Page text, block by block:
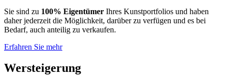
Sie sind zu 100% Eigentümer Ihres Kunstportfolios und haben
daher jederzeit die Möglichkeit, darüber zu verfügen und es bei
Bedarf, auch anteilig zu verkaufen.
Erfahren Sie mehr
Wersteigerung